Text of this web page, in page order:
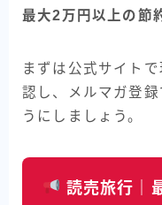
最大2万円以上の節
まずは公式サイト
認し、メルマガ登
うにしましょう。
読売旅行｜